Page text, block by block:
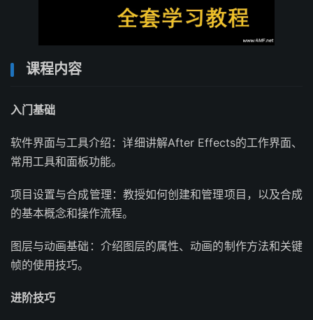
课程内容
入门基础
软件界面与工具介绍：详细讲解After Effects的工作界面、
常用工具和面板功能。
项目设置与合成管理：教授如何创建和管理项目，以及合成
的基本概念和操作流程。
图层与动画基础：介绍图层的属性、动画的制作方法和关键
帧的使用技巧。
进阶技巧